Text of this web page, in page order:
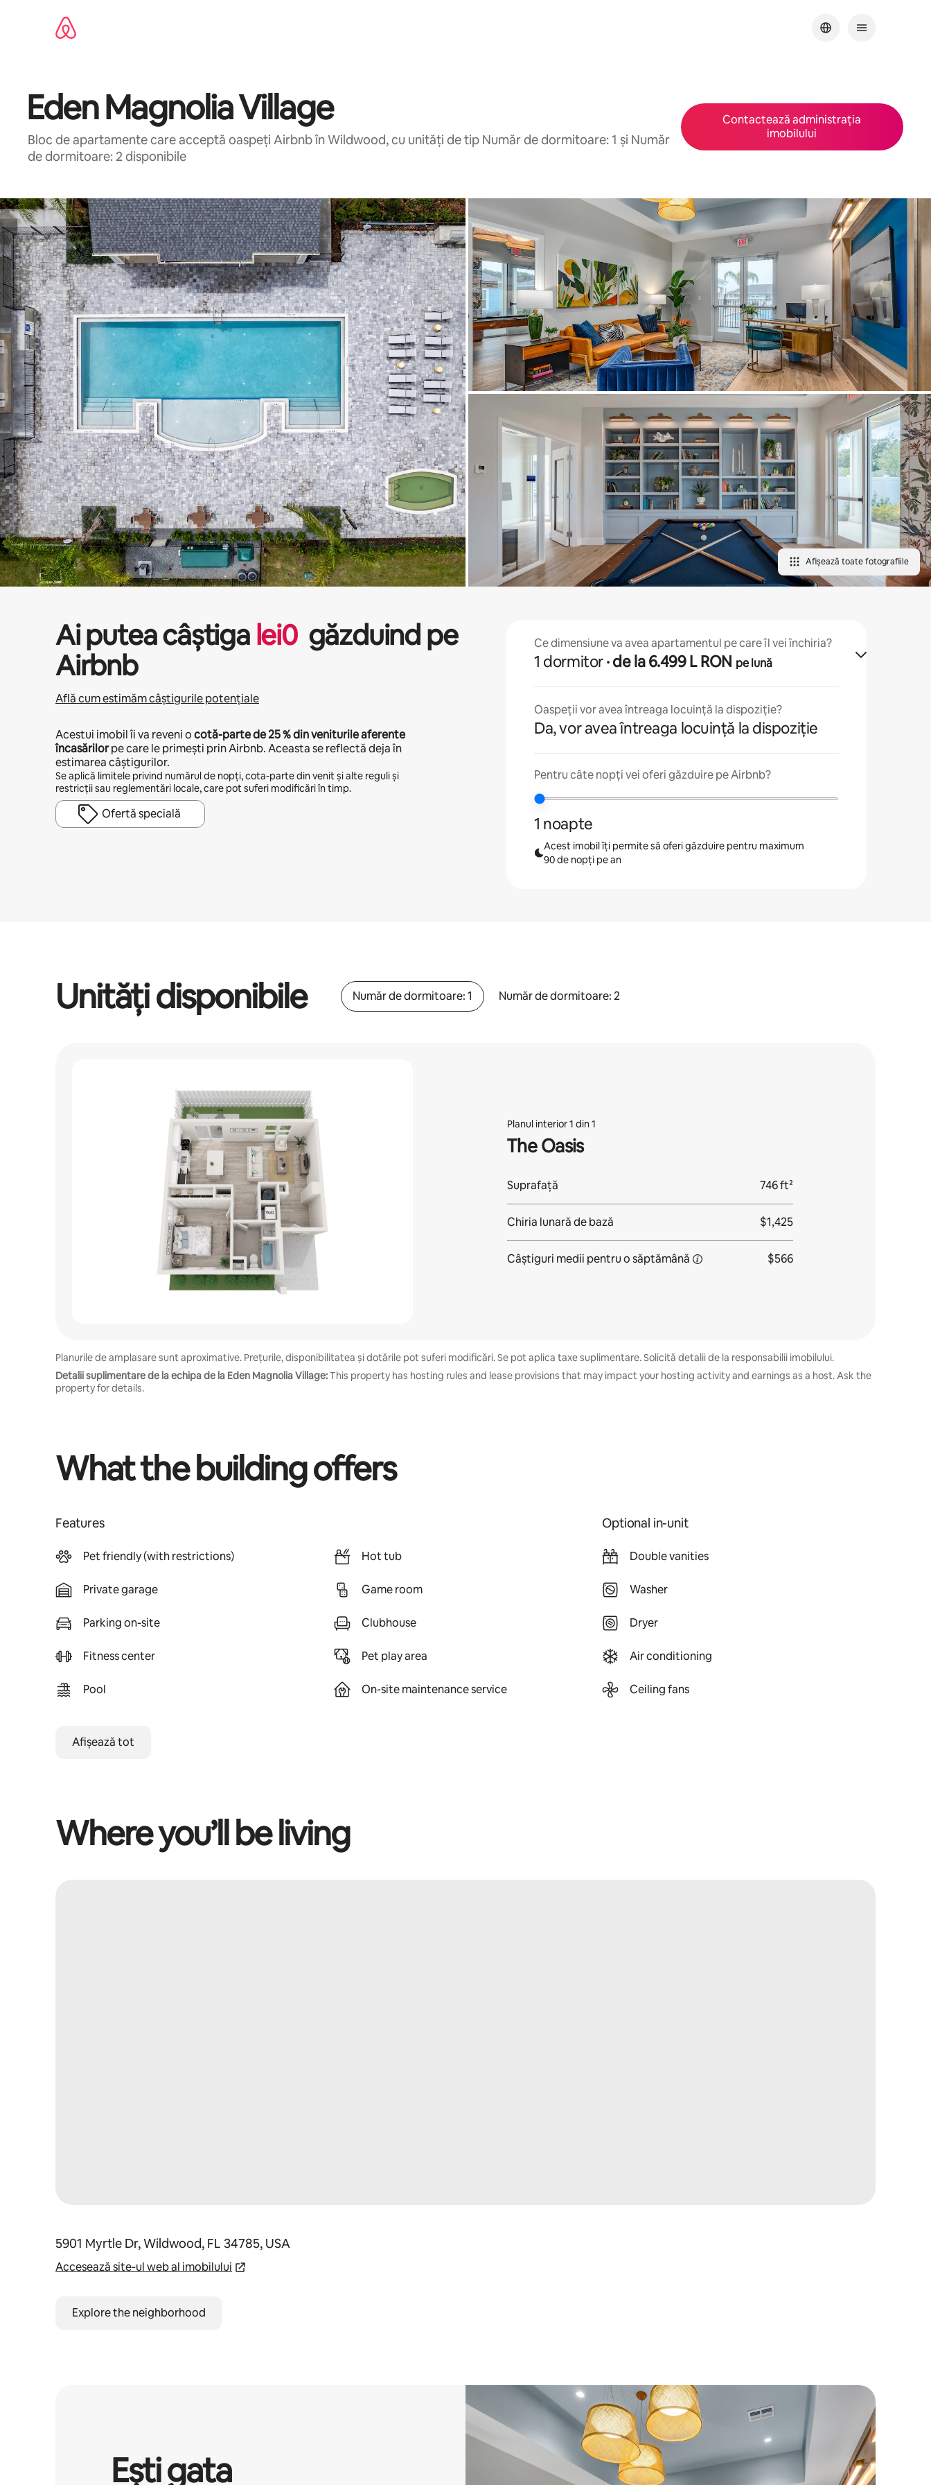
Eden Magnolia Village
Bloc de apartamente care acceptă oaspeți Airbnb în Wildwood, cu unități de tip Număr de dormitoare: 1 și Număr
de dormitoare: 2 disponibile
Contactează administrația
imobilului
Afișează toate fotografiile
Ai putea câștigalei0 găzduind pe
Airbnb
Află cum estimăm câștigurile potențiale
Acestui imobil îi va reveni ocotă-parte de25 %din veniturile aferente
încasărilorpe care le primești prin Airbnb. Aceasta se reflectă deja în
estimarea câștigurilor.
Se aplică limitele privind numărul de nopți, cota-parte din venit și alte reguli și
restricții sau reglementări locale, care pot suferi modificări în timp.
Ofertă specială
Ce dimensiune va avea apartamentul pe care îl vei închiria?
1 dormitor · de la 6.499 L RON pe lună
Oaspeții vor avea întreaga locuință la dispoziție?
Da, vor avea întreaga locuință la dispoziție
Pentru câte nopți vei oferi găzduire pe Airbnb?
1 noapte
Acest imobil îți permite să oferi găzduire pentru maximum
90 de nopți pe an
Unități disponibile Număr de dormitoare: 1 Număr de dormitoare: 2
Planul interior 1 din 1
The Oasis
Suprafață 746 ft²
Chiria lunară de bază $1,425
Câștiguri medii pentruo săptămână $566
Planurile de amplasare sunt aproximative. Prețurile, disponibilitatea și dotările pot suferi modificări. Se pot aplica taxe suplimentare. Solicită detalii de la responsabilii imobilului.
Detalii suplimentare de la echipa de la Eden Magnolia Village:This property has hosting rules and lease provisions that may impact your hosting activity and earnings as a host. Ask the
property for details.
What the building offers
Features
Pet friendly (with restrictions)
Private garage
Parking on-site
Fitness center
Pool
Hot tub
Game room
Clubhouse
Pet play area
On-site maintenance service
Optional in-unit
Double vanities
Washer
Dryer
Air conditioning
Ceiling fans
Afișează tot
Where you’ll be living
5901 Myrtle Dr, Wildwood, FL 34785, USA
Accesează site-ul web al imobilului
Explore the neighborhood
Ești gata